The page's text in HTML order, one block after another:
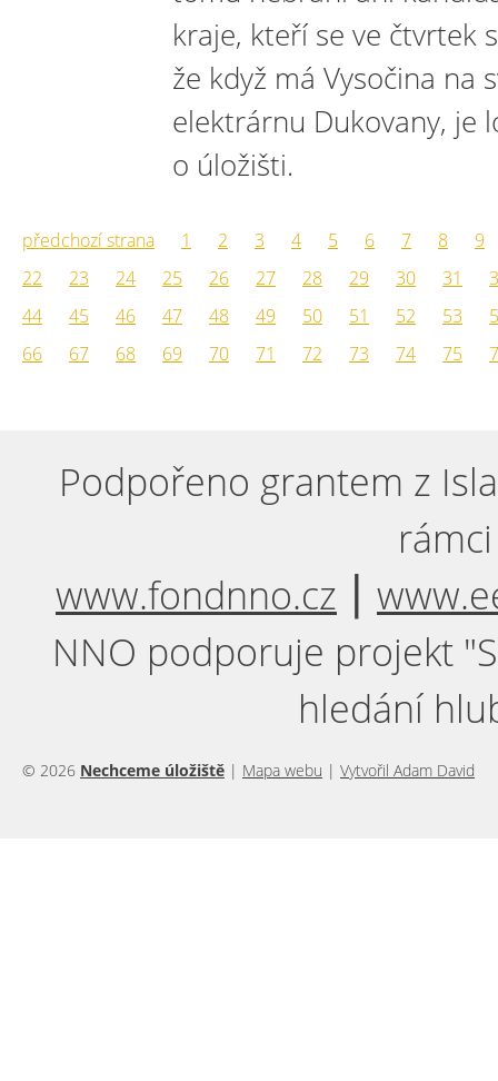
kraje, kteří se ve čtvrtek
že když má Vysočina na
elektrárnu Dukovany, je
o úložišti.
předchozí strana 1 2 3 4 5 6 7 8
9
22
23 24 25 26 27 28 29 30 31
44
45 46 47 48 49 50 51 52 53
66
67 68 69 70 71 72 73 74 75
Podpořeno grantem z
www.fondnno.cz
NNO podporuje projekt
hledání
© 2026 Nechceme úložiště | Mapa webu | Vytvořil Adam David